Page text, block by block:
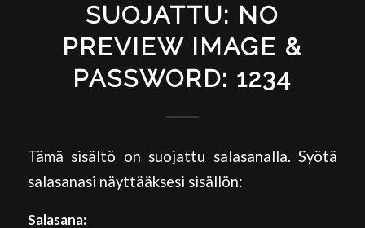
SUOJATTU: NO
PREVIEW IMAGE &
PASSWORD: 1234
Tämä sisältö on suojattu salasanalla. Syötä
salasanasi näyttääksesi sisällön:
Salasana: